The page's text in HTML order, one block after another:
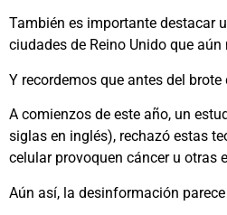
También es importante destacar
ciudades de Reino Unido que
Y recordemos que antes del
A comienzos de este año, un
siglas en inglés), rechazó estas
celular provoquen cáncer u otras
Aún así, la desinformación